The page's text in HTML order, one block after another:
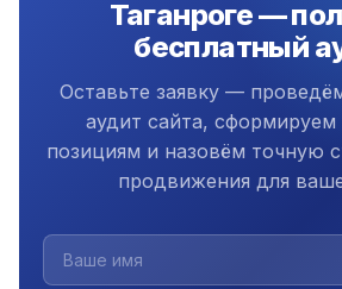
Таганроге —
бесплатный
Оставьте заявку —
аудит сайта, сформируем
позициям и назовём точную
продвижения для